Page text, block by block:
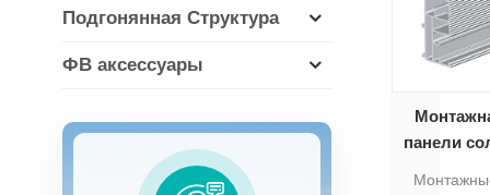
панели
Подгонянная Структура
ФВ аксессуары